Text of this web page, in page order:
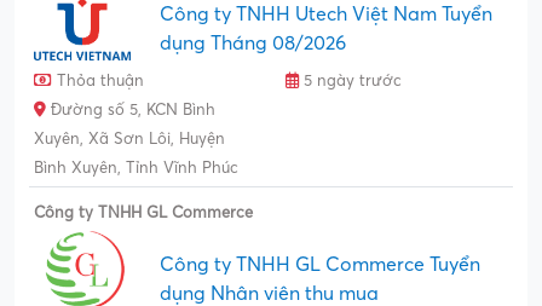
Công ty TNHH Utech Việt Nam Tuyển
dụng Tháng 08/2026
Thỏa thuận
5 ngày trước
Đường số 5, KCN Bình
Xuyên, Xã Sơn Lôi, Huyện
Bình Xuyên, Tỉnh Vĩnh Phúc
Công ty TNHH GL Commerce
Công ty TNHH GL Commerce Tuyển
dụng Nhân viên thu mua